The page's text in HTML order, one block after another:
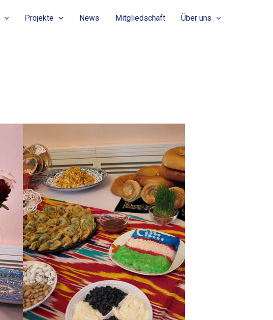
Projekte News Mitgliedschaft
Über uns